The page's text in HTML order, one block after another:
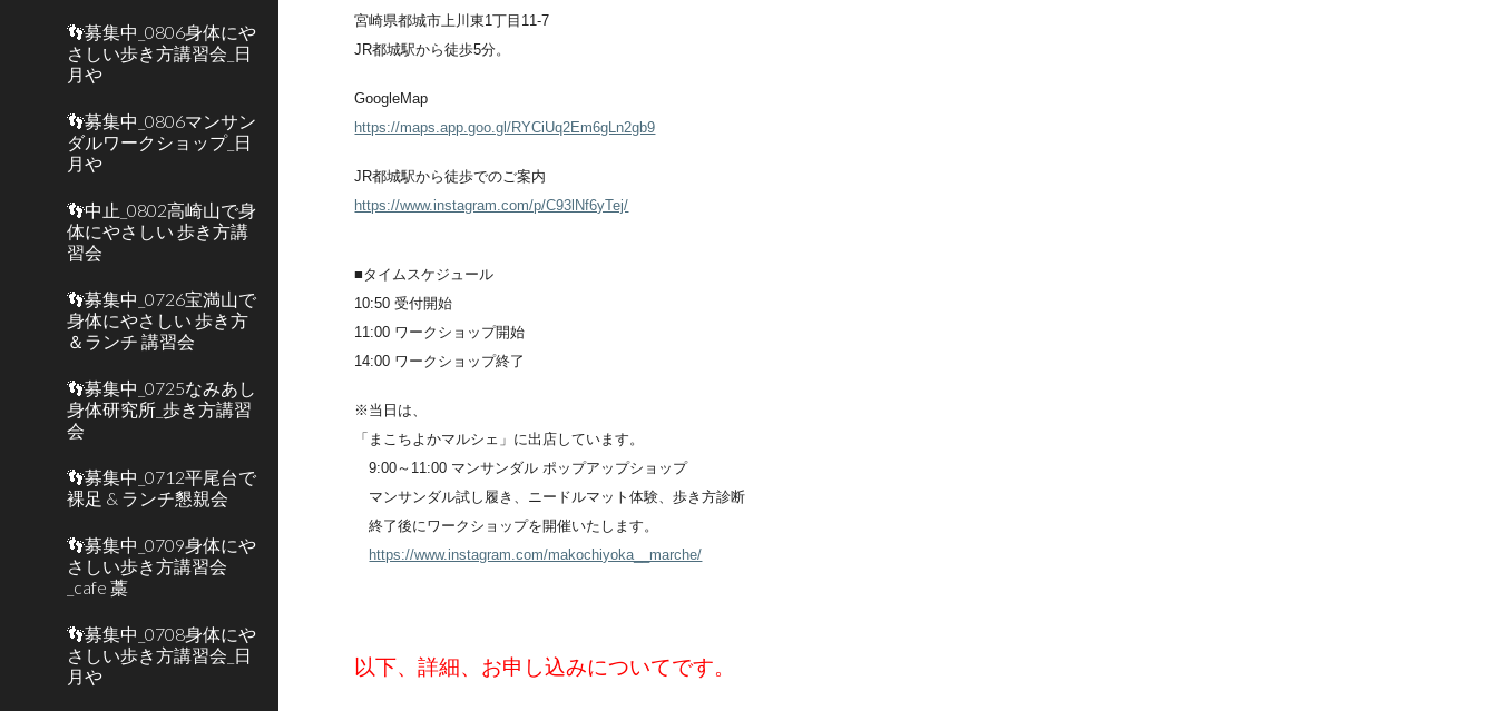
👣募集中_0806身体にや
さしい歩き方講習会_日
月や
👣募集中_0806マンサン
ダルワークショップ_日
月や
👣中止_0802高崎山で身
体にやさしい 歩き方講
習会
👣募集中_0726宝満山で
身体にやさしい 歩き方
＆ランチ 講習会
👣募集中_0725なみあし
身体研究所_歩き方講習
会
👣募集中_0712平尾台で
裸足 & ランチ懇親会
👣募集中_0709身体にや
さしい歩き方講習会
_cafe 藁
👣募集中_0708身体にや
さしい歩き方講習会_日
月や
宮崎県都城市上川東1丁目11-7
JR都城駅から徒歩5分。
GoogleMap
https://maps.app.goo.gl/RYCiUq2Em6gLn2gb9
JR都城駅から徒歩でのご案内
https://www.instagram.com/p/C93lNf6yTej/
■タイムスケジュール
10:50 受付開始
11:00 ワークショップ開始
14:00 ワークショップ終了
※当日は、
「まこちよかマルシェ」に出店しています。
9:00～11:00 マンサンダル ポップアップショップ
マンサンダル試し履き、ニードルマット体験、歩き方診断
終了後にワークショップを開催いたします。
https://www.instagram.com/makochiyoka__marche/
以下、詳細、お申し込みについてです。